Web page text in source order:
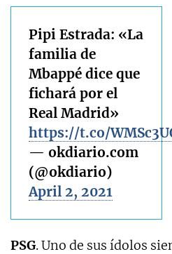
Pipi Estrada: «La
familia de
Mbappé dice que
fichará por el
Real Madrid»
https://t.co/
— okdiario.com
(@okdiario)
April 2, 2021
PSG. Uno de sus ídolos